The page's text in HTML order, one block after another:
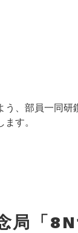
、部員一同研
す。
局「